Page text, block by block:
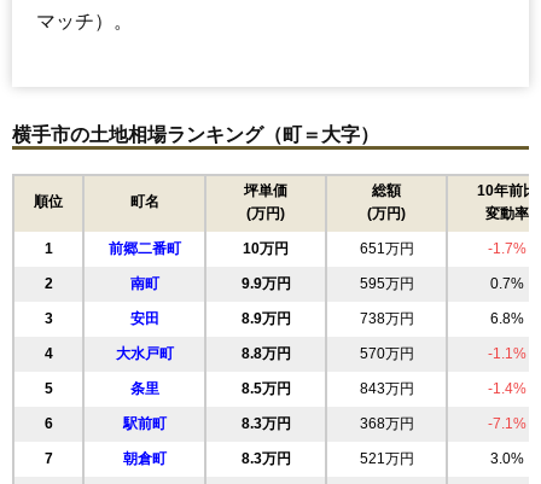
マッチ）。
横手市の土地相場ランキング（町＝大字）
順位 町名
坪単価
(万円)
総額
(万円)
10年前比
変動率
1 前郷二番町 10万円 651万円 -1.7%
2 南町 9.9万円 595万円 0.7%
3 安田 8.9万円 738万円 6.8%
4 大水戸町 8.8万円 570万円 -1.1%
5 条里 8.5万円 843万円 -1.4%
6 駅前町 8.3万円 368万円 -7.1%
7 朝倉町 8.3万円 521万円 3.0%